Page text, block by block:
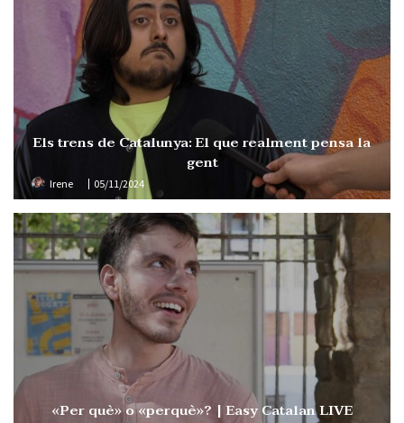
Els trens de Catalunya: El que realment pensa la
gent
Irene 05/11/2024
«Per què» o «perquè»? | Easy Catalan LIVE